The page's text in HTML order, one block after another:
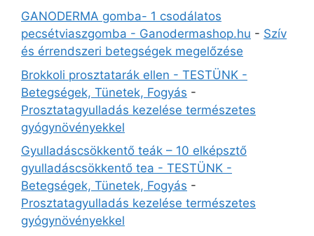
GANODERMA gomba- 1 csodálatos
pecsétviaszgomba - Ganodermashop.hu - Szív
és érrendszeri betegségek megelőzése
Brokkoli prosztatarák ellen - TESTÜNK -
Betegségek, Tünetek, Fogyás -
Prosztatagyulladás kezelése természetes
gyógynövényekkel
Gyulladáscsökkentő teák – 10 elképsztő
gyulladáscsökkentő tea - TESTÜNK -
Betegségek, Tünetek, Fogyás -
Prosztatagyulladás kezelése természetes
gyógynövényekkel